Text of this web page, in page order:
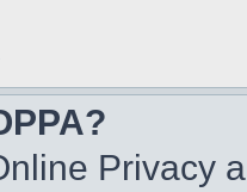
Privacy